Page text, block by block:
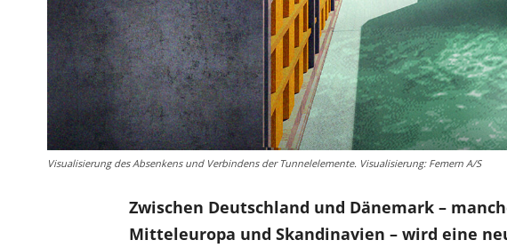
Visualisierung des Absenkens und Verbindens der Tunnelelemente. Visualisierung: Femern A/S
Zwischen Deutschland und Dänemark –
Mitteleuropa und Skandinavien – wird eine